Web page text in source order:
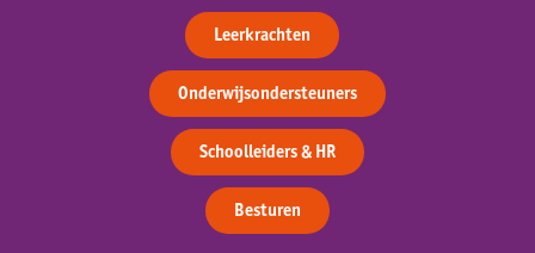
Leerkrachten
Onderwijsondersteuners
Schoolleiders & HR
Besturen